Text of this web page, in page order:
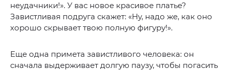
неудачники!». У вас новое красивое платье?
Завистливая подруга скажет: «Ну, надо же, как оно
хорошо скрывает твою полную фигуру!».
Еще одна примета завистливого человека: он
сначала выдерживает долгую паузу, чтобы погасить